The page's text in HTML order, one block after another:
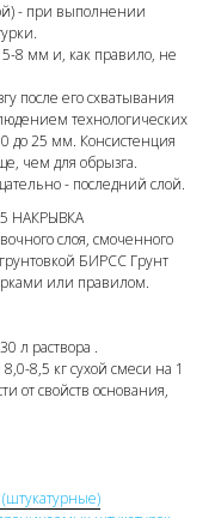
- при выполнении
8 мм и, как правило, не
после его схватывания
технологических
до 25 мм. Консистенция
чем для обрызга.
- последний слой.
НАКРЫВКА
слоя, смоченного
БИРСС Грунт
или правилом.
л раствора .
8,5 кг сухой смеси на 1
от свойств основания,